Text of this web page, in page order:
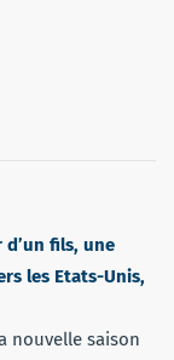
d’un fils, une
les Etats-Unis,
nouvelle saison